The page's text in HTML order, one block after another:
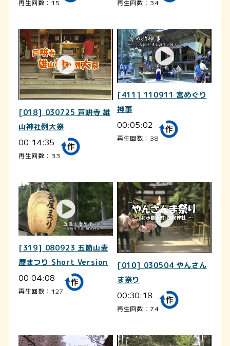
再生回数：15 再生回数：34
[018] 030725 芦峅寺 雄
山神社例大祭
00:14:35
再生回数：33
[411] 110911 宮めぐり
神事
00:05:02
再生回数：38
[319] 080923 五箇山麦
屋まつり Short Version
00:04:08
再生回数：127
[010] 030504 やんさん
ま祭り
00:30:18
再生回数：74